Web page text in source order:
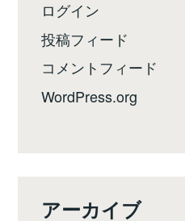
ログイン
投稿フィード
コメントフィード
WordPress.org
アーカイブ